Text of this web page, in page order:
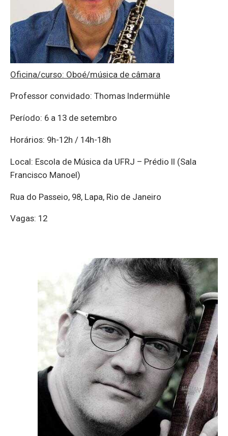
Oficina/curso: Oboé/música de câmara
Professor convidado: Thomas Indermühle
Período: 6 a 13 de setembro
Horários: 9h-12h / 14h-18h
Local: Escola de Música da UFRJ – Prédio II (Sala
Francisco Manoel)
Rua do Passeio, 98, Lapa, Rio de Janeiro
Vagas: 12